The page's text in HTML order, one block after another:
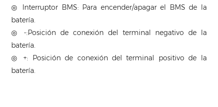
◎ Interruptor BMS: Para encender/apagar el BMS de la
batería.
◎ -:Posición de conexión del terminal negativo de la
batería.
◎ +: Posición de conexión del terminal positivo de la
batería.